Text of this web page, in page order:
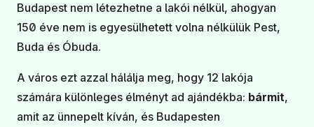
Budapest nem létezhetne a lakói nélkül, ahogyan
150 éve nem is egyesülhetett volna nélkülük Pest,
Buda és Óbuda.
A város ezt azzal hálálja meg, hogy 12 lakója
számára különleges élményt ad ajándékba: bármit,
amit az ünnepelt kíván, és Budapesten